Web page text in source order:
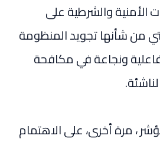
الأمنية والشرطية على
من شأنها تجويد المنظومة
فاعلية ونجاعة في مكافحة
، مرة أخرى، على الاهتمام